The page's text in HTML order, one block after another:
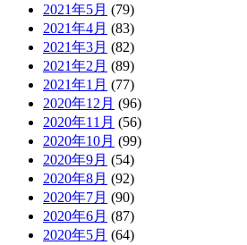
2021年5月 (79)
2021年4月 (83)
2021年3月 (82)
2021年2月 (89)
2021年1月 (77)
2020年12月 (96)
2020年11月 (56)
2020年10月 (99)
2020年9月 (54)
2020年8月 (92)
2020年7月 (90)
2020年6月 (87)
2020年5月 (64)